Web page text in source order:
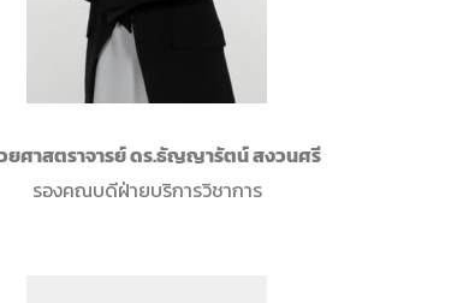
ยศาสตราจารย์ ดร.ธัญญารัตน์ สงวนศรี
รองคณบดีฝ่ายบริการวิชาการ